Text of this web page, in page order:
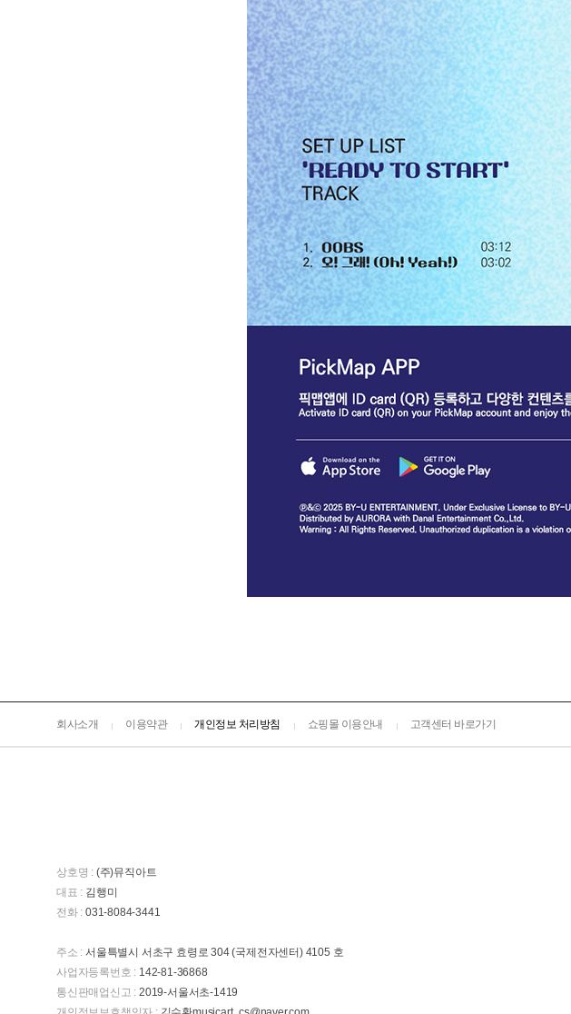
회사소개 이용약관 개인정보 처리방침 쇼핑몰 이용안내 고객센터 바로가기
상호명 : (주)뮤직아트
대표 : 김행미
전화 : 031-8084-3441
주소 : 서울특별시 서초구 효령로 304 (국제전자센터) 4105 호
사업자등록번호 : 142-81-36868
통신판매업신고 :2019-서울서초-1419